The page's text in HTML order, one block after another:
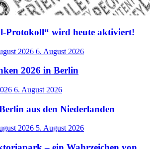
Protokoll“ wird heute aktiviert!
2026 6. August 2026
2026 in Berlin
6. August 2026
aus den Niederlanden
2026 5. August 2026